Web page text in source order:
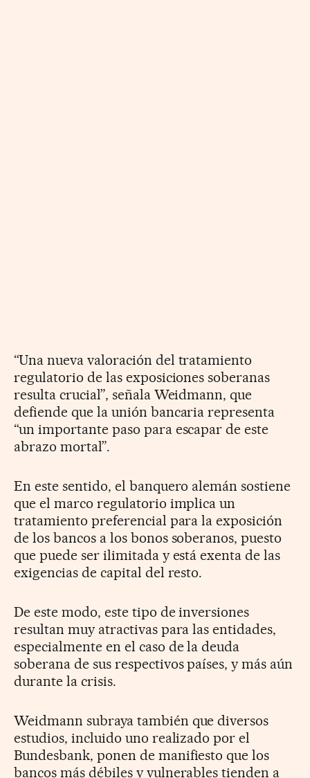
“Una nueva valoración del tratamiento
regulatorio de las exposiciones soberanas
resulta crucial”, señala Weidmann, que
defiende que la unión bancaria representa
“un importante paso para escapar de este
abrazo mortal”.
En este sentido, el banquero alemán sostiene
que el marco regulatorio implica un
tratamiento preferencial para la exposición
de los bancos a los bonos soberanos, puesto
que puede ser ilimitada y está exenta de las
exigencias de capital del resto.
De este modo, este tipo de inversiones
resultan muy atractivas para las entidades,
especialmente en el caso de la deuda
soberana de sus respectivos países, y más aún
durante la crisis.
Weidmann subraya también que diversos
estudios, incluido uno realizado por el
Bundesbank, ponen de manifiesto que los
bancos más débiles y vulnerables tienden a